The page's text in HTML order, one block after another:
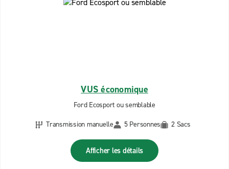
VUS économique
Ford Ecosport ou semblable
Transmission manuelle
5 Personnes 2 Sacs
Afficher les détails